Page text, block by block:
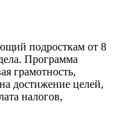
подросткам от 8
Программа
грамотность,
достижение целей,
налогов,